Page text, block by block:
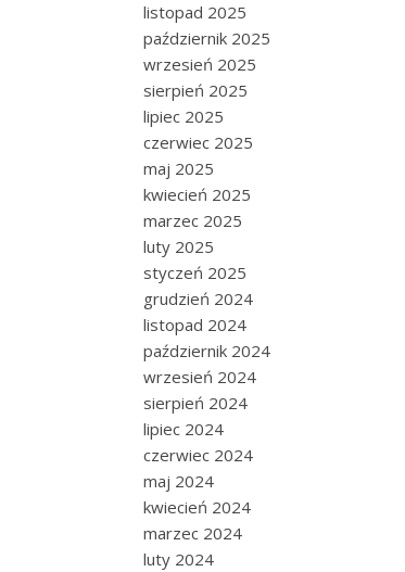
listopad 2025
październik 2025
wrzesień 2025
sierpień 2025
lipiec 2025
czerwiec 2025
maj 2025
kwiecień 2025
marzec 2025
luty 2025
styczeń 2025
grudzień 2024
listopad 2024
październik 2024
wrzesień 2024
sierpień 2024
lipiec 2024
czerwiec 2024
maj 2024
kwiecień 2024
marzec 2024
luty 2024